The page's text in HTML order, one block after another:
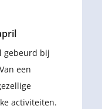
gebeurd bij
een
activiteiten.